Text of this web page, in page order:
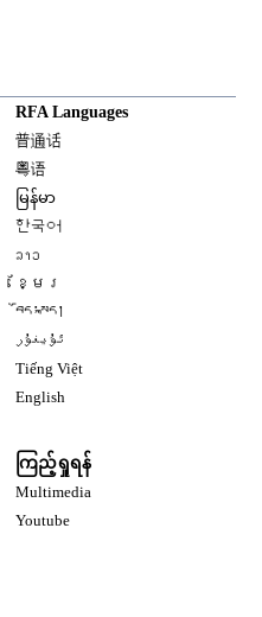
RFA Languages
普通话
粤语
မြန်မာ
한국어
ລາວ
ខ្មែរ
བོད་སྐད།
ئۇيغۇر
Tiếng Việt
English
ကြည့်ရှုရန်
Multimedia
Youtube